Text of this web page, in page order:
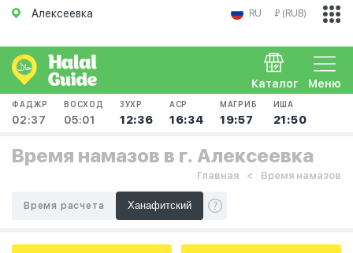
Алексеевка RU ₽ (RUB)
Меню
Каталог
ФАДЖР
02:37
ВОСХОД
05:01
ЗУХР
12:36
АСР
16:34
МАГРИБ
19:57
ИША
21:50
Время намазов в г. Алексеевка
Главная Время намазов
Время расчета